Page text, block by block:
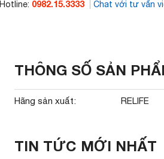
Hotline: 0982.15.3333 Chat với tư vấn
THÔNG SỐ SẢN
Hãng sản xuất: RELIFE
TIN TỨC MỚI NHẤT